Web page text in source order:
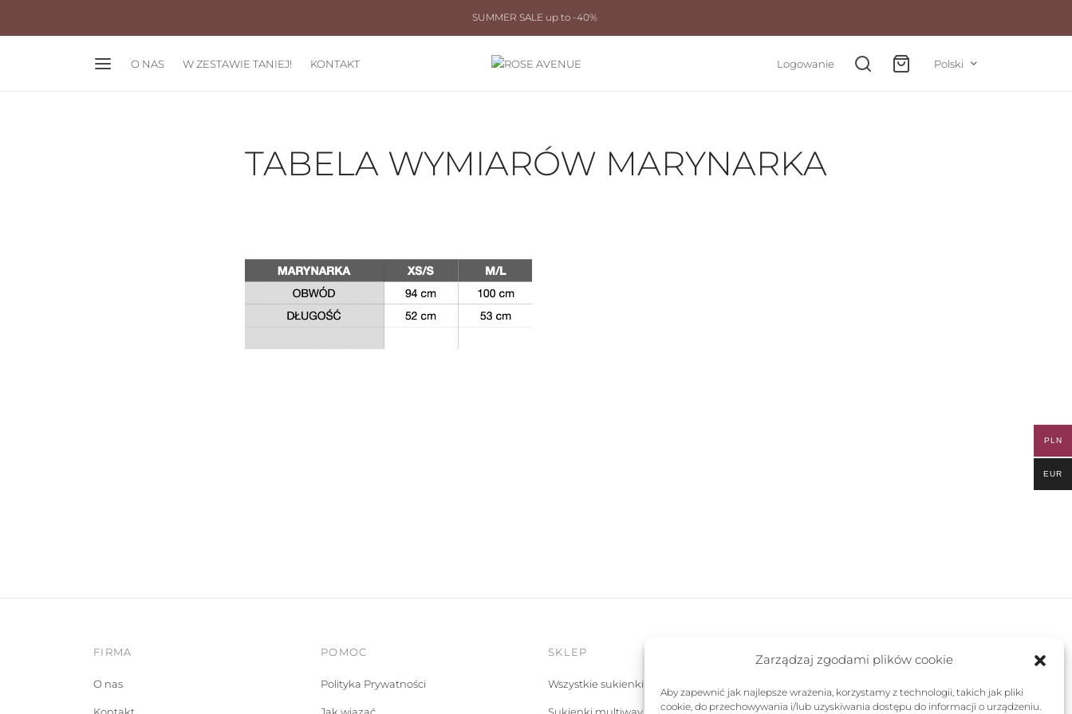
Zarządzaj zgodami plików cookie
Aby zapewnić jak najlepsze wrażenia, korzystamy z technologii, takich jak pliki
cookie, do przechowywania i/lub uzyskiwania dostępu do informacji o urządzeniu.
SUMMER SALE up to -40%
O NAS W ZESTAWIE TANIEJ! KONTAKT Logowanie Polski
TABELA WYMIARÓW MARYNARKA
FIRMA
O nas
Kontakt
POMOC
Polityka Prywatności
Jak wiązać
SKLEP
Wszystkie sukienki
Sukienki multiway
PLN
EUR